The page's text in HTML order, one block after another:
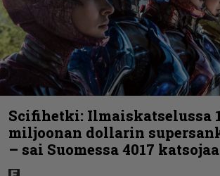
Scifihetki: Ilmaiskatselussa
miljoonan dollarin
– sai Suomessa 4017 katsojaa